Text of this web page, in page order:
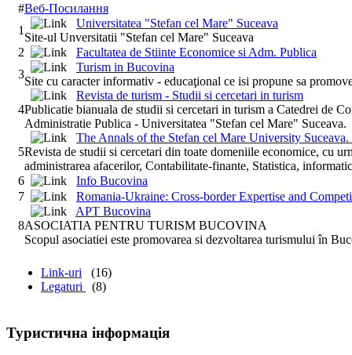
#Веб-Посилання
1
Universitatea "Stefan cel Mare" Suceava
Site-ul Unversitatii "Stefan cel Mare" Suceava
2
Facultatea de Stiinte Economice si Adm. Publica
3
Turism in Bucovina
Site cu caracter informativ - educaţional ce isi propune sa
4
Revista de turism - Studii si cercetari in turism
Publicatie bianuala de studii si cercetari in turism a Catedrei de
Administratie Publica - Universitatea "Stefan cel Mare" Suceava.
5
The Annals of the Stefan cel Mare University
Revista de studii si cercetari din toate domeniile economice, cu
administrarea afacerilor, Contabilitate-finante, Statistica,
6
Info Bucovina
7
Romania-Ukraine: Cross-border Expertise and
8
APT Bucovina
ASOCIATIA PENTRU TURISM BUCOVINA
Scopul asociatiei este promovarea si dezvoltarea turismului în
Link-uri
(16)
Legaturi
(8)
Туристична інформація